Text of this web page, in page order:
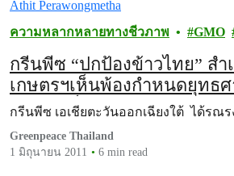
ความหลากหลายทางชีวภาพ GMO
กรีนพีซ “ปกป้องข้าวไทย” สำ
เกษตรฯเห็นพ้องกำหนดยุทธศ
ปลอดจีเอ็มโอ” ประเทศแรกข
กรีนพีซ เอเชียตะวันออกเฉียงใต้ ได้รณ
Greenpeace Thailand
1 มิถุนายน 2011
6 min read